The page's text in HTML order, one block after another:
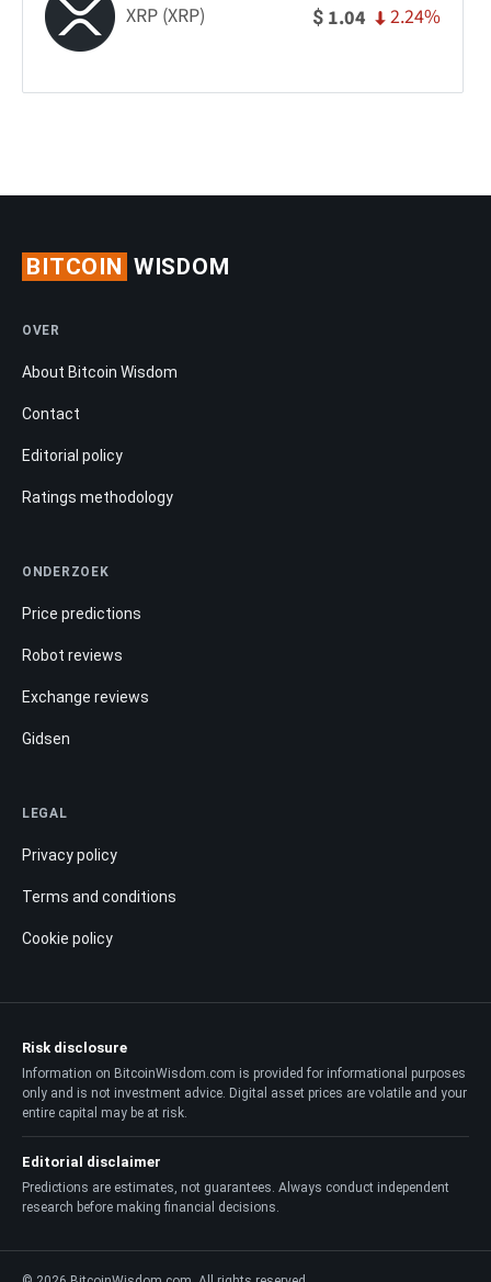
XRP (XRP) $ 1.04 2.24%
BITCOIN WISDOM
OVER
About Bitcoin Wisdom
Contact
Editorial policy
Ratings methodology
ONDERZOEK
Price predictions
Robot reviews
Exchange reviews
Gidsen
LEGAL
Privacy policy
Terms and conditions
Cookie policy
Risk disclosure
Information on BitcoinWisdom.com is provided for informational purposes
only and is not investment advice. Digital asset prices are volatile and your
entire capital may be at risk.
Editorial disclaimer
Predictions are estimates, not guarantees. Always conduct independent
research before making financial decisions.